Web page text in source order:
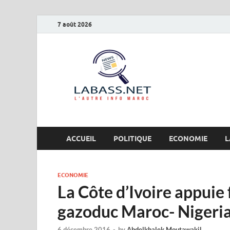
7 août 2026
ACCUEIL POLITIQUE ECONOMIE
ECONOMIE
La Côte d’Ivoire
gazoduc Maroc-